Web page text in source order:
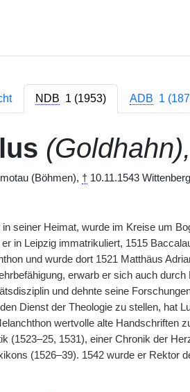
NDB 1 (1953) ADB 1
(Böhmen), †10.11.1543
seiner Heimat, wurde im Kreise um
in Leipzig immatrikuliert, 1515
und wurde dort 1521 Matthäus
erwarb er sich auch
und dehnte seine
Dienst der Theologie zu stellen, hat
wertvolle alte Handschriften
(1523–25, 1531), einer Chronik der
(1526–39). 1542 wurde er Rektor